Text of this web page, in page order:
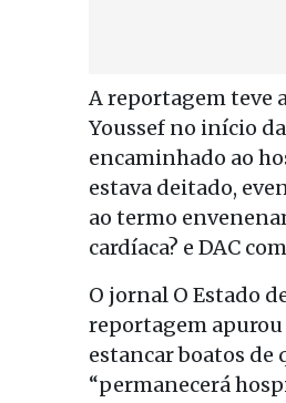
A reportagem teve
Youssef no início
encaminhado ao
estava deitado,
ao termo
cardíaca? e DAC
O jornal O Estado
reportagem apurou
estancar boatos de
“permanecerá